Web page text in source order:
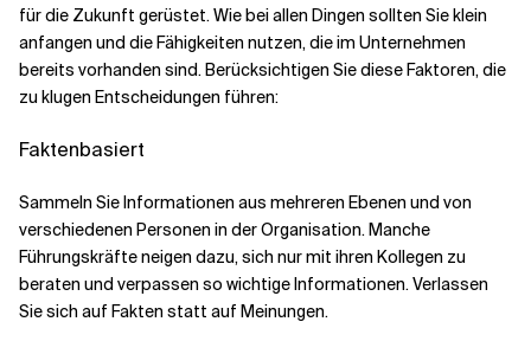
für die Zukunft gerüstet. Wie bei allen Dingen sollten Sie klein
anfangen und die Fähigkeiten nutzen, die im Unternehmen
bereits vorhanden sind. Berücksichtigen Sie diese Faktoren, die
zu klugen Entscheidungen führen:
Faktenbasiert
Sammeln Sie Informationen aus mehreren Ebenen und von
verschiedenen Personen in der Organisation. Manche
Führungskräfte neigen dazu, sich nur mit ihren Kollegen zu
beraten und verpassen so wichtige Informationen. Verlassen
Sie sich auf Fakten statt auf Meinungen.